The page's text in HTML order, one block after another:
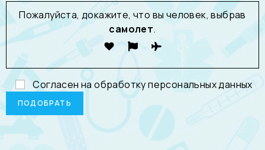
Пожалуйста, докажите, что вы человек, выбрав
самолет.
Согласен на обработкуперсональных данных